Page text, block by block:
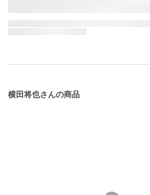
横田将也さんの商品